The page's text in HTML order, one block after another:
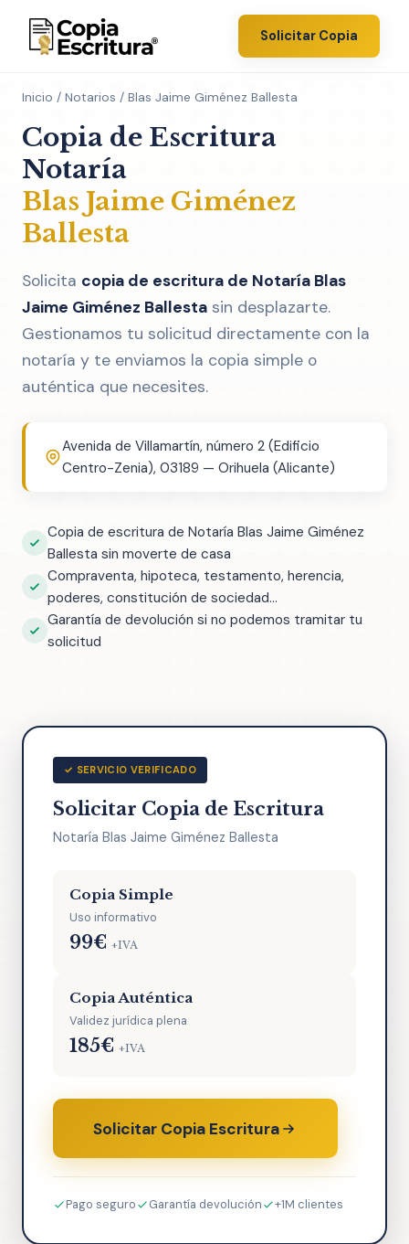
Solicitar Copia
Inicio / Notarios / Blas Jaime Giménez Ballesta
Copia de Escritura
Notaría
Blas Jaime Giménez
Ballesta
Solicita copia de escritura de Notaría Blas
Jaime Giménez Ballesta sin desplazarte.
Gestionamos tu solicitud directamente con la
notaría y te enviamos la copia simple o
auténtica que necesites.
Avenida de Villamartín, número 2 (Edificio
Centro-Zenia), 03189 — Orihuela (Alicante)
Copia de escritura de Notaría Blas Jaime Giménez
Ballesta sin moverte de casa
Compraventa, hipoteca, testamento, herencia,
poderes, constitución de sociedad...
Garantía de devolución si no podemos tramitar tu
solicitud
✓ SERVICIO VERIFICADO
Solicitar Copia de Escritura
Notaría Blas Jaime Giménez Ballesta
Copia Simple
Uso informativo
99€ +IVA
Copia Auténtica
Validez jurídica plena
185€ +IVA
Solicitar Copia Escritura
Pago seguro Garantía devolución +1M clientes